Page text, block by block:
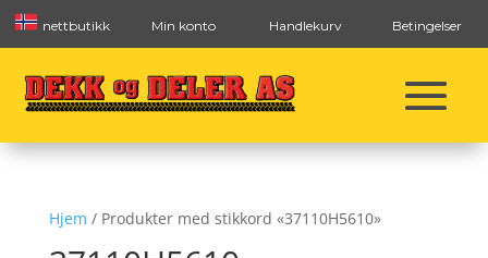
nettbutikk Min konto Handlekurv Betingelser
Hjem / Produkter med stikkord «37110H5610»